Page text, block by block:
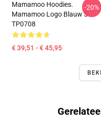
Mamamoo Hoodies.
Mamamoo Logo Blauw S
TP0708
€ 39,51 - € 45,95
-20%